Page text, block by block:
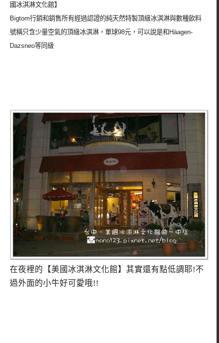
國冰淇淋文化館】
Bigtom行銷和銷售所有經過認證的純天然特製頂級冰淇淋與數種飲料
號稱只含少量空氣的頂級冰淇淋，單球98元，可以說是和Häagen-
Dazsneo等同級
在夜裡的【美國冰淇淋文化館】其實還有點低調耶!不
過外面的小牛好可愛哦!!